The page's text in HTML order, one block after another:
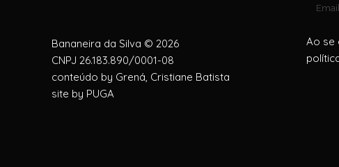
Bananeira da Silva © 2026
CNPJ 26.183.890/0001-08
conteúdo by Grená, Cristiane Batista
site by PUGA
Ao se